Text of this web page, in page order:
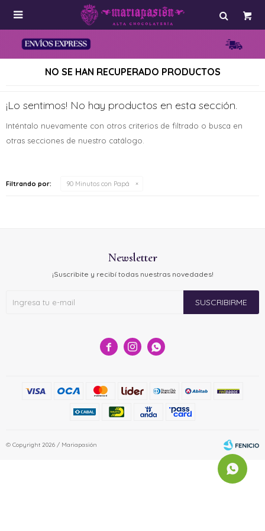

NO SE HAN RECUPERADO PRODUCTOS
¡Lo sentimos! No hay productos en esta sección.
Inténtalo nuevamente con otros criterios de filtrado o busca en
otras secciones de nuestro catálogo.
Filtrando por: 90 Minutos con Papá
  
Newsletter
¡Suscribite y recibí todas nuestras novedades!
SUSCRIBIRME
© Copyright 2026 / Mariapasión